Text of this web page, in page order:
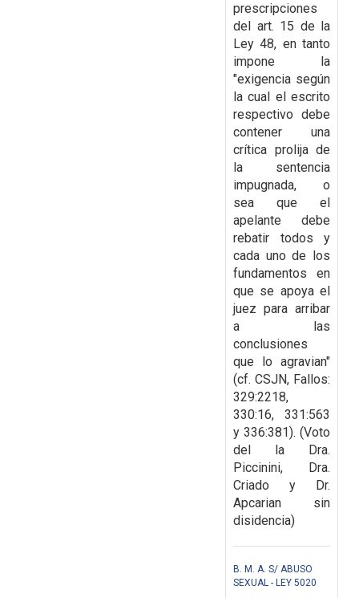
prescripciones
del art. 15 de la
Ley 48, en tanto
impone la
"exigencia según
lacual el escrito
respectivo debe
contener una
crítica prolija de
la sentencia
impugnada, o
sea que el
apelante debe
rebatir todos y
cada uno de los
fundamentos en
que se apoya el
juez para arribar
a las
conclusiones
que lo agravian"
(cf. CSJN, Fallos:
329:2218,
330:16, 331:563
y 336:381). (Voto
del la Dra.
Piccinini, Dra.
Criado y Dr.
Apcarian sin
disidencia)
B. M. A. S/ ABUSO
SEXUAL - LEY 5020